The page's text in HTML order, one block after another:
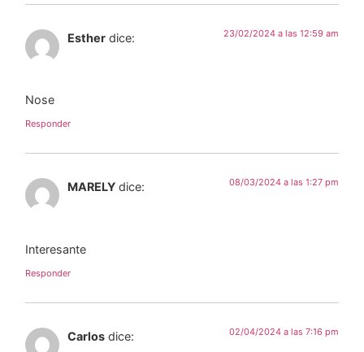
Esther dice: 23/02/2024 a las 12:59 am
Nose
Responder
MARELY dice: 08/03/2024 a las 1:27 pm
Interesante
Responder
Carlos dice: 02/04/2024 a las 7:16 pm